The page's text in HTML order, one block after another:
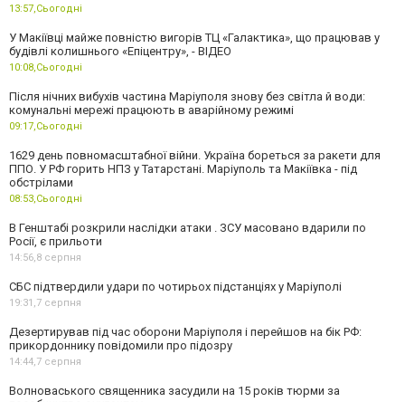
13:57,Сьогодні
У Макіївці майже повністю вигорів ТЦ «Галактика», що працював у
будівлі колишнього «Епіцентру», - ВІДЕО
10:08,Сьогодні
Після нічних вибухів частина Маріуполя знову без світла й води:
комунальні мережі працюють в аварійному режимі
09:17,Сьогодні
1629 день повномасштабної війни. Україна бореться за ракети для
ППО. У РФ горить НПЗ у Татарстані. Маріуполь та Макіївка - під
обстрілами
08:53,Сьогодні
В Генштабі розкрили наслідки атаки . ЗСУ масовано вдарили по
Росії, є прильоти
14:56,8 серпня
СБС підтвердили удари по чотирьох підстанціях у Маріуполі
19:31,7 серпня
Дезертирував під час оборони Маріуполя і перейшов на бік РФ:
прикордоннику повідомили про підозру
14:44,7 серпня
Волноваського священника засудили на 15 років тюрми за